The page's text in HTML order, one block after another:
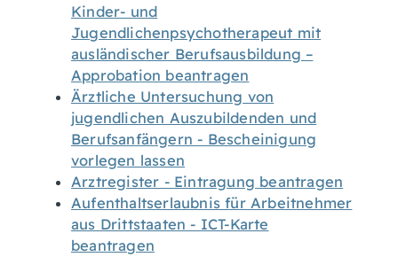
Kinder- und
Jugendlichenpsychotherapeut mit
ausländischer Berufsausbildung –
Approbation beantragen
Ärztliche Untersuchung von
jugendlichen Auszubildenden und
Berufsanfängern - Bescheinigung
vorlegen lassen
Arztregister - Eintragung beantragen
Aufenthaltserlaubnis für Arbeitnehmer
aus Drittstaaten - ICT-Karte
beantragen